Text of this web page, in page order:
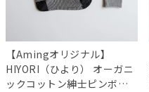
【Amingオリジナル】
HIYORI（ひより） オーガニ
ックコットン紳士ピンボー